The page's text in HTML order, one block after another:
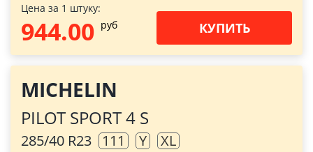
Цена за 1 штуку:
944.00 pуб КУПИТЬ
MICHELIN
PILOT SPORT 4 S
285/40 R23 111 Y XL